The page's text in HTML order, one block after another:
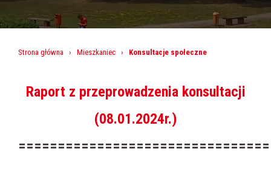
Strona główna › Mieszkaniec › Konsultacje społeczne
Raport z przeprowadzenia konsultacji
(08.01.2024r.)